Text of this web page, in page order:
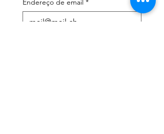
Endereço de email *